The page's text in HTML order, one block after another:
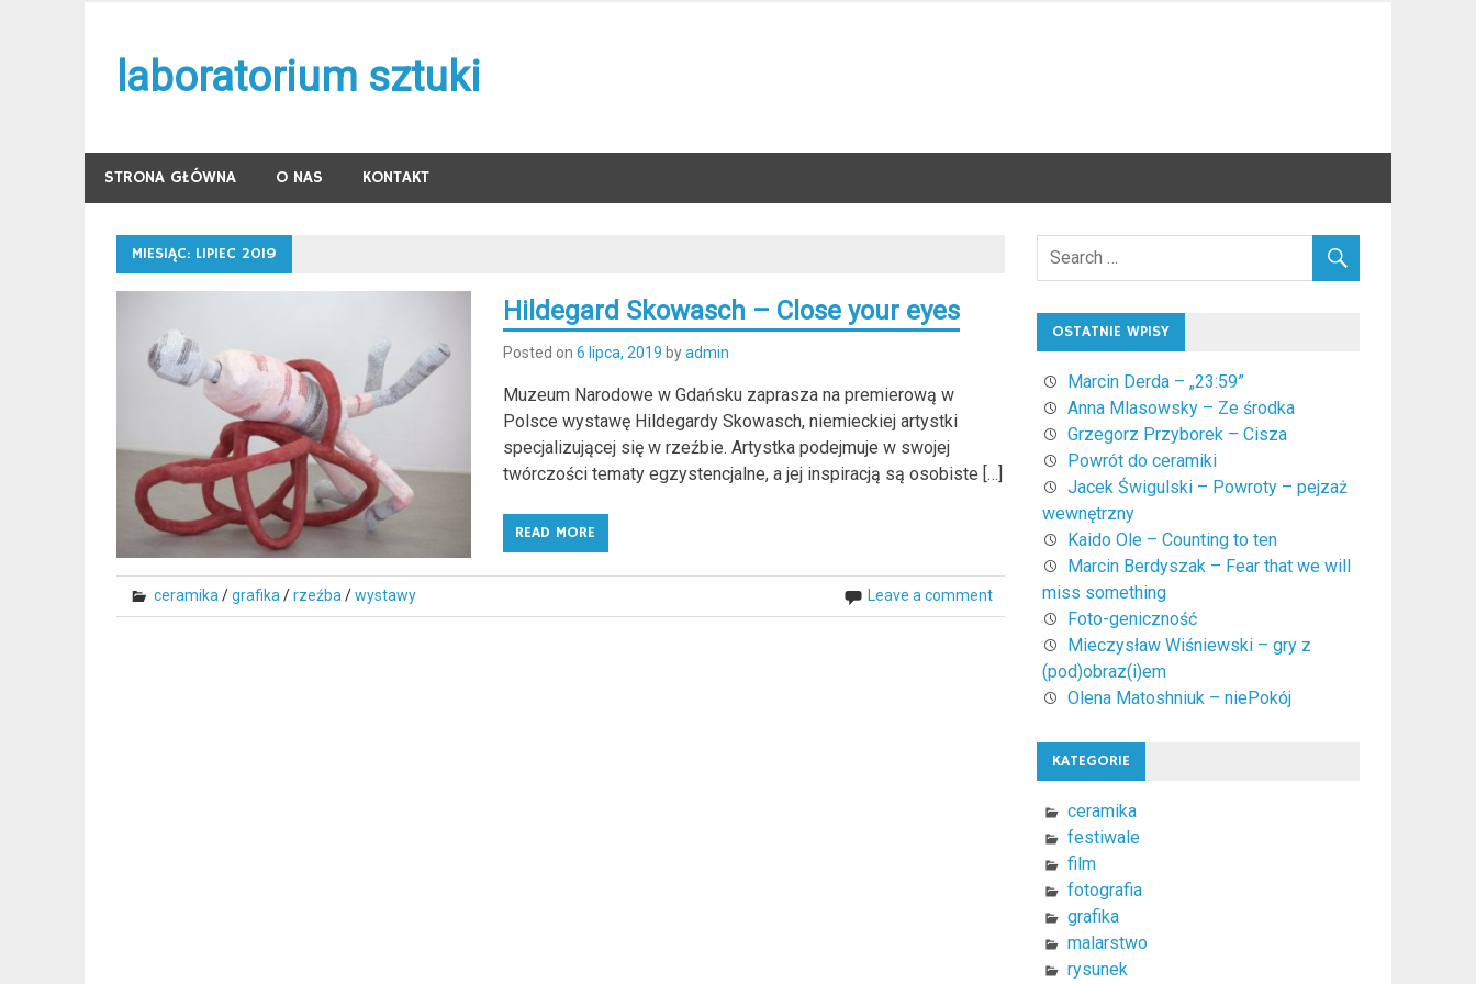
contentlaboratorium sztuki
STRONA GŁÓWNA O NAS KONTAKT
MIESIĄC: LIPIEC 2019
Hildegard Skowasch – Close your eyes
Posted on6 lipca, 2019 byadmin
Muzeum Narodowe w Gdańsku zaprasza na premierową w
Polsce wystawę Hildegardy Skowasch, niemieckiej artystki
specjalizującej się w rzeźbie. Artystka podejmuje w swojej
twórczości tematy egzystencjalne, a jej inspiracją są osobiste […]
READ MORE
ceramika /grafika /rzeźba /wystawy Leave a comment
OSTATNIE WPISY
Marcin Derda – „23:59”
Anna Mlasowsky – Ze środka
Grzegorz Przyborek – Cisza
Powrót do ceramiki
Jacek Świgulski – Powroty – pejzaż
wewnętrzny
Kaido Ole – Counting to ten
Marcin Berdyszak – Fear that we will
miss something
Foto-geniczność
Mieczysław Wiśniewski – gry z
(pod)obraz(i)em
Olena Matoshniuk – niePokój
KATEGORIE
ceramika
festiwale
film
fotografia
grafika
malarstwo
rysunek